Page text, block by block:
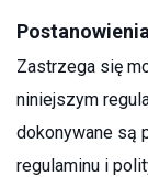
Zastrzega się
niniejszym
dokonywane są
regulaminu i